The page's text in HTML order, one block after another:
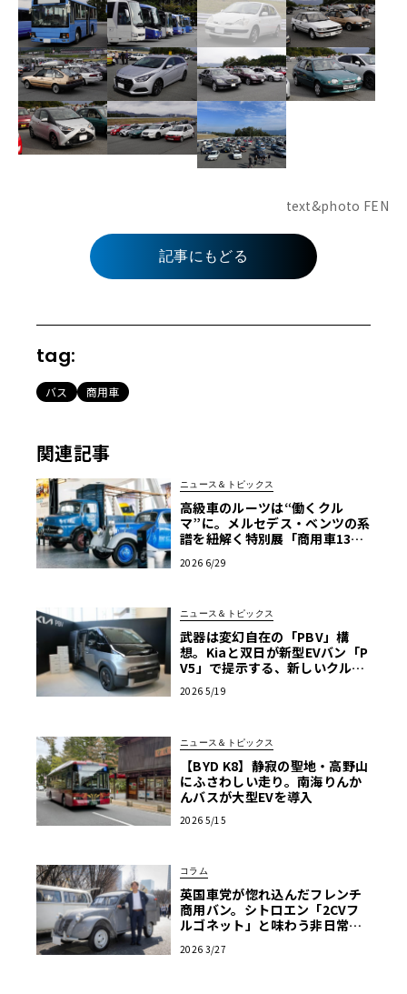
text&photo FEN
記事にもどる
tag:
バス 商用車
関連記事
ニュース＆トピックス
高級車のルーツは“働くクル
マ”に。メルセデス・ベンツの系
譜を紐解く特別展「商用車130
2026 6/29
ニュース＆トピックス
武器は変幻自在の「PBV」構
想。Kiaと双日が新型EVバン「P
V5」で提示する、新しいクルマ
2026 5/19
ニュース＆トピックス
【BYD K8】静寂の聖地・高野山
にふさわしい走り。南海りんか
んバスが大型EVを導入
2026 5/15
コラム
英国車党が惚れ込んだフレンチ
商用バン。シトロエン「2CVフ
ルゴネット」と味わう非日常
2026 3/27